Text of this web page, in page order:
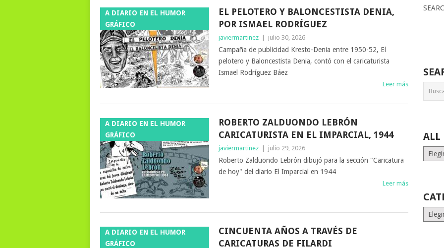
A DIARIO EN EL HUMOR
GRÁFICO
EL PELOTERO Y BALONCESTISTA DENIA,
POR ISMAEL RODRÍGUEZ
javiermartinez | julio 30, 2026
Campaña de publicidad Kresto-Denia entre 1950-52, El
pelotero y Baloncestista Denia, contó con el caricaturista
Ismael Rodríguez Báez
Leer más
A DIARIO EN EL HUMOR
GRÁFICO
ROBERTO ZALDUONDO LEBRÓN
CARICATURISTA EN EL IMPARCIAL, 1944
javiermartinez | julio 29, 2026
Roberto Zalduondo Lebrón dibujó para la sección "Caricatura
de hoy" del diario El Imparcial en 1944
Leer más
A DIARIO EN EL HUMOR
GRÁFICO
CINCUENTA AÑOS A TRAVÉS DE
CARICATURAS DE FILARDI
ALL
ALL